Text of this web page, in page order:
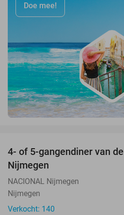
Doe mee!
4- of 5-gangendiner van
Nijmegen
NACIONAL Nijmegen
Nijmegen
Verkocht: 140